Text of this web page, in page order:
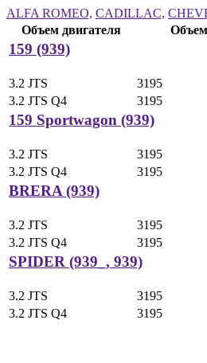
ALFA ROMEO, CADILLAC,
Объем двигателя
159 (939)
3.2 JTS 3195
3.2 JTS Q4
3195
159 Sportwagon (939)
3.2 JTS 3195
3.2 JTS Q4
3195
BRERA (939)
3.2 JTS 3195
3.2 JTS Q4
3195
SPIDER (939_, 939)
3.2 JTS 3195
3.2 JTS Q4
3195